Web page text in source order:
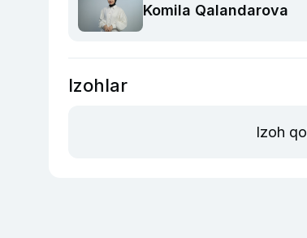
Komila Qalandarova
Izohlar
Izoh